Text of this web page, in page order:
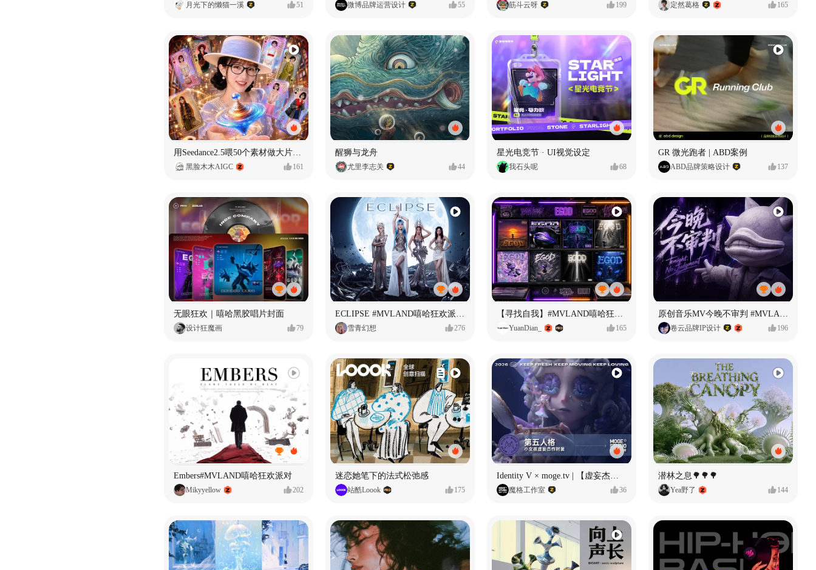
月光下的懒猫一溪 51 微博品牌运营设计 55 筋斗云呀 199 定然葛格 165
黑脸木木AIGC 161
醒狮与龙舟
尤里李志关 44
星光电竞节 · UI视觉设定
我石头呢 68
GR 微光跑者 | ABD案例
ABD品牌策略设计 137
无眼狂欢｜嘻哈黑胶唱片封面
设计狂魔画 79
ECLIPSE #MVLAND嘻哈狂欢派对 女团MV
雪青幻想 276
【寻找自我】#MVLAND嘻哈狂欢派对
YuanDian_ 165
原创音乐MV今晚不审判 #MVLAND嘻哈狂欢派对
卷云品牌IP设计 196
Embers#MVLAND嘻哈狂欢派对
Mikyyellow 202
迷恋她笔下的法式松弛感
站酷Loook 175 魔格工作室 36
潜林之息🌳🌳🌳
Yea野了 144